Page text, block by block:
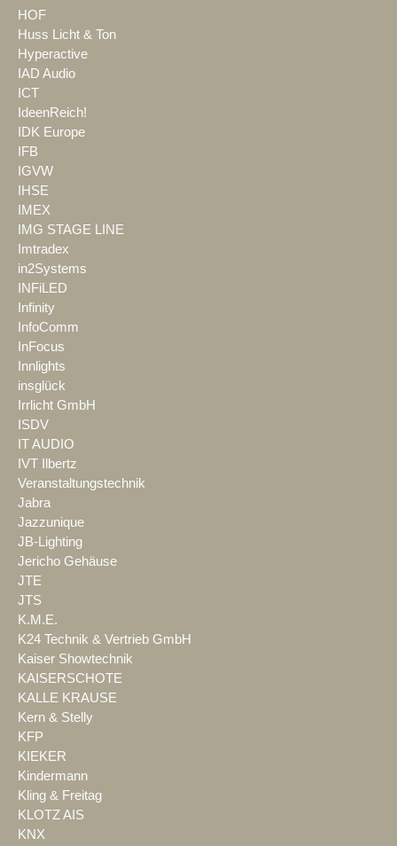
HOF
Huss Licht & Ton
Hyperactive
IAD Audio
ICT
IdeenReich!
IDK Europe
IFB
IGVW
IHSE
IMEX
IMG STAGE LINE
Imtradex
in2Systems
INFiLED
Infinity
InfoComm
InFocus
Innlights
insglück
Irrlicht GmbH
ISDV
IT AUDIO
IVT Ilbertz
Veranstaltungstechnik
Jabra
Jazzunique
JB-Lighting
Jericho Gehäuse
JTE
JTS
K.M.E.
K24 Technik & Vertrieb GmbH
Kaiser Showtechnik
KAISERSCHOTE
KALLE KRAUSE
Kern & Stelly
KFP
KIEKER
Kindermann
Kling & Freitag
KLOTZ AIS
KNX